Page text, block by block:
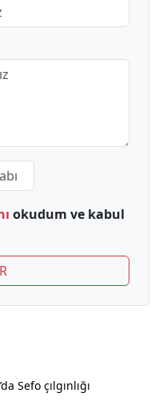
okudum ve kabul
Sefo çılgınlığı